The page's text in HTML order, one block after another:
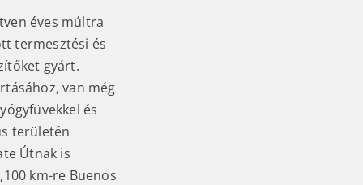
éves múltra
termesztési és
gyárt.
van még
és
területén
Útnak is
km-re Buenos